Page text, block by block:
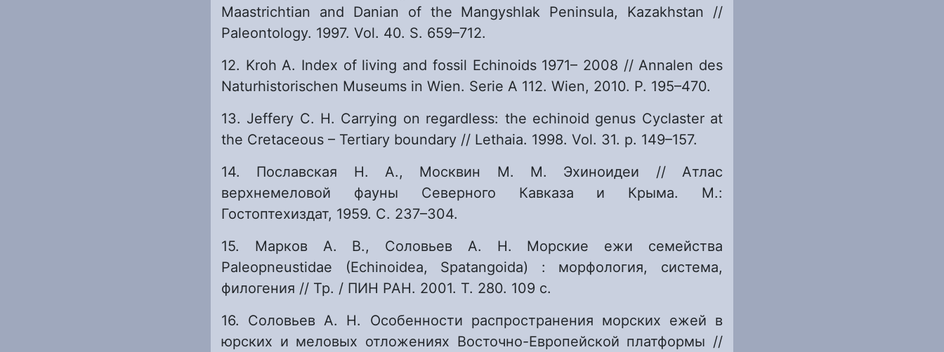
Maastrichtian and Danian of the Mangyshlak Peninsula, Kazakhstan //
Paleontology. 1997. Vol. 40. S. 659–712.
12. Kroh A. Index of living and fossil Echinoids 1971– 2008 // Annalen des
Naturhistorischen Museums in Wien. Serie A 112. Wien, 2010. P. 195–470.
13. Jeffery C. H. Carrying on regardless: the echinoid genus Cyclaster at
the Cretaceous – Tertiary boundary // Lethaia. 1998. Vol. 31. p. 149–157.
14. Пославская Н. А., Москвин М. М. Эхиноидеи // Атлас
верхнемеловой фауны Северного Кавказа и Крыма. М.:
Гостоптехиздат, 1959. С. 237–304.
15. Марков А. В., Соловьев А. Н. Морские ежи семейства
Paleopneustidae (Echinoidea, Spatangoida) : морфология, система,
филогения // Тр. / ПИН РАН. 2001. Т. 280. 109 с.
16. Соловьев А. Н. Особенности распространения морских ежей в
юрских и меловых отложениях Восточно-Европейской платформы //